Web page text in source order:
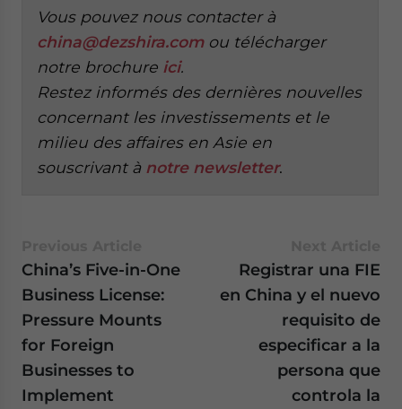
Vous pouvez nous contacter à
china@dezshira.com ou télécharger
notre brochure ici.
Restez informés des dernières nouvelles
concernant les investissements et le
milieu des affaires en Asie en
souscrivant à notre newsletter.
China’s Five-in-One
Business License:
Pressure Mounts
for Foreign
Businesses to
Implement
Registrar una FIE
en China y el nuevo
requisito de
especificar a la
persona que
controla la